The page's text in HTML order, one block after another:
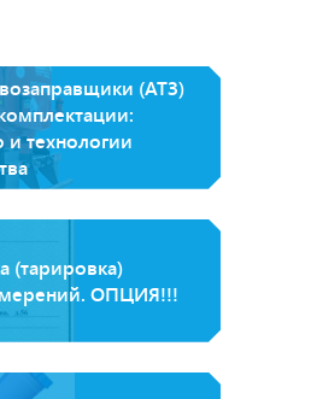
(АТЗ)
и технологии
(тарировка)
ОПЦИЯ!!!